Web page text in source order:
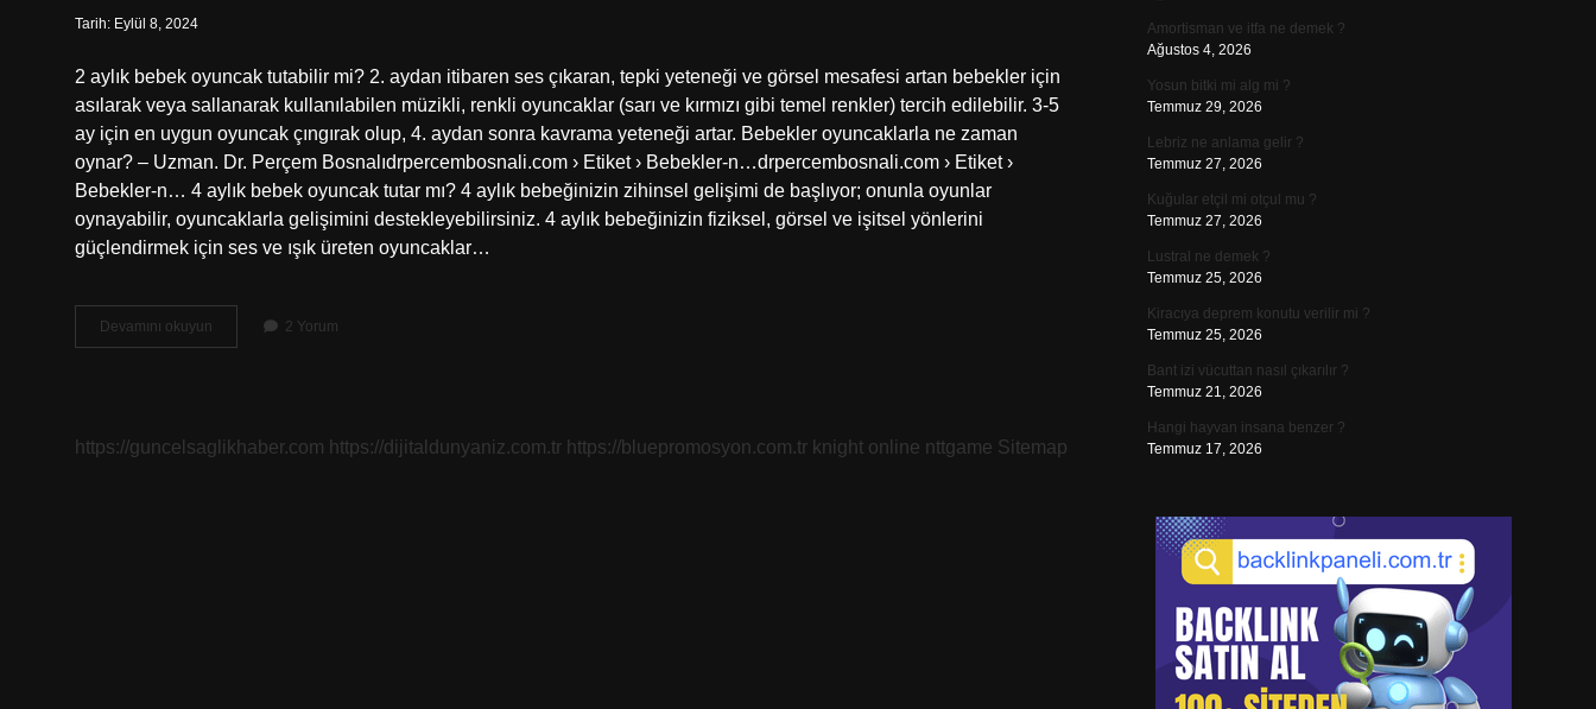
Tarih: Eylül 8, 2024
2 aylık bebek oyuncak tutabilir mi? 2. aydan itibaren ses çıkaran, tepki yeteneği ve görsel mesafesi artan bebekler için
asılarak veya sallanarak kullanılabilen müzikli, renkli oyuncaklar (sarı ve kırmızı gibi temel renkler) tercih edilebilir. 3-5
ay için en uygun oyuncak çıngırak olup, 4. aydan sonra kavrama yeteneği artar. Bebekler oyuncaklarla ne zaman
oynar? – Uzman. Dr. Perçem Bosnalıdrpercembosnali.com › Etiket › Bebekler-n…drpercembosnali.com › Etiket ›
Bebekler-n… 4 aylık bebek oyuncak tutar mı? 4 aylık bebeğinizin zihinsel gelişimi de başlıyor; onunla oyunlar
oynayabilir, oyuncaklarla gelişimini destekleyebilirsiniz. 4 aylık bebeğinizin fiziksel, görsel ve işitsel yönlerini
güçlendirmek için ses ve ışık üreten oyuncaklar…
Devamını okuyun Bebekler
Kaç
2 Yorum
https://guncelsaglikhaber.com https://dijitaldunyaniz.com.tr https://bluepromosyon.com.tr knight online nttgame Sitemap
Amortisman ve itfa ne demek ?
Ağustos 4, 2026
Yosun bitki mi alg mi ?
Temmuz 29, 2026
Lebriz ne anlama gelir ?
Temmuz 27, 2026
Kuğular etçil mi otçul mu ?
Temmuz 27, 2026
Lustral ne demek ?
Temmuz 25, 2026
Kiracıya deprem konutu verilir mi ?
Temmuz 25, 2026
Bant izi vücuttan nasıl çıkarılır ?
Temmuz 21, 2026
Hangi hayvan insana benzer ?
Temmuz 17, 2026